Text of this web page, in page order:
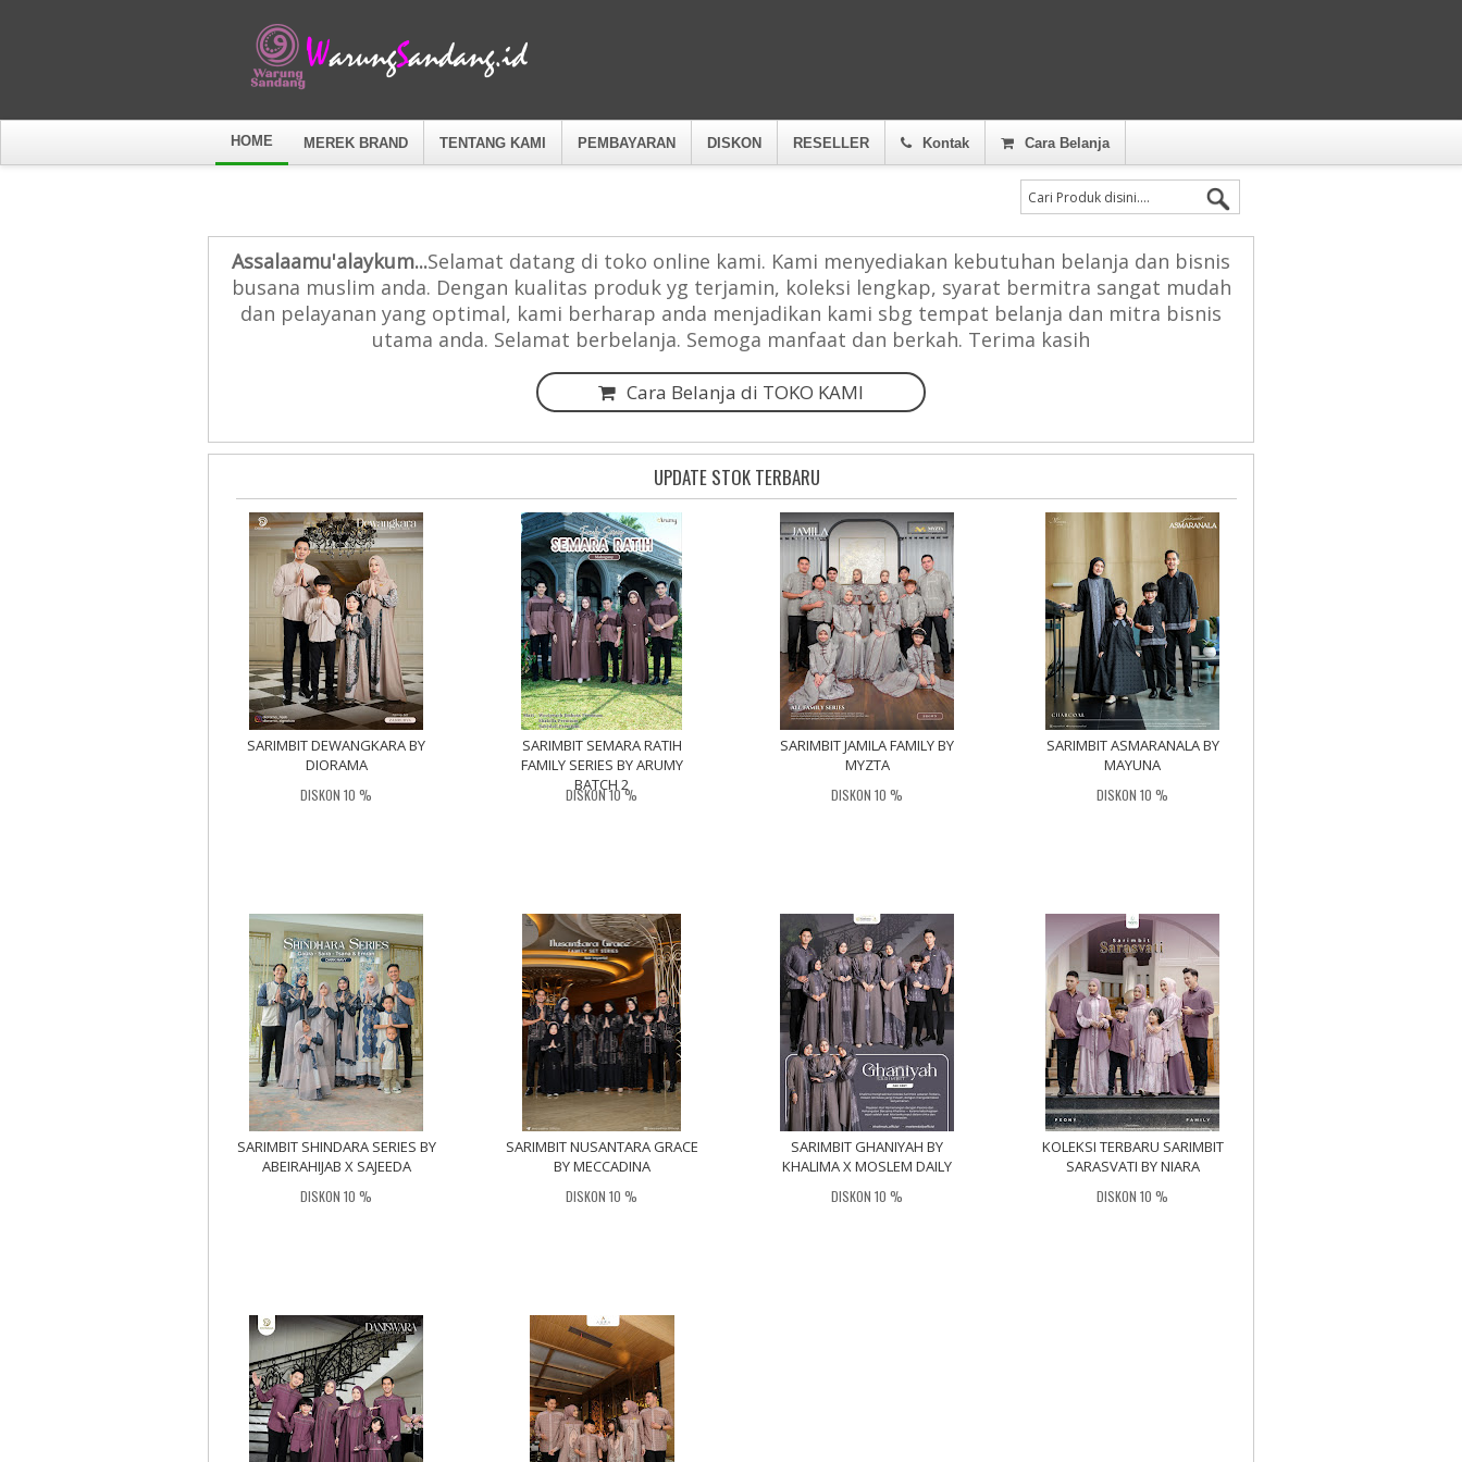
HOME MEREK BRAND TENTANG KAMI PEMBAYARAN DISKON RESELLER Kontak Cara Belanja
Assalaamu'alaykum...Selamat datang di toko online kami. Kami menyediakan kebutuhan belanja dan bisnis
busana muslim anda. Dengan kualitas produk yg terjamin, koleksi lengkap, syarat bermitra sangat mudah
dan pelayanan yang optimal, kami berharap anda menjadikan kami sbg tempat belanja dan mitra bisnis
utama anda. Selamat berbelanja. Semoga manfaat dan berkah. Terima kasih
Cara Belanja di TOKO KAMI
UPDATE STOK TERBARU
SARIMBIT DEWANGKARA BY
DIORAMA
DISKON 10 %
SARIMBIT SEMARA RATIH
FAMILY SERIES BY ARUMY
BATCH 2
DISKON 10 %
SARIMBIT JAMILA FAMILY BY
MYZTA
DISKON 10 %
SARIMBIT ASMARANALA BY
MAYUNA
DISKON 10 %
SARIMBIT SHINDARA SERIES BY
ABEIRAHIJAB X SAJEEDA
DISKON 10 %
SARIMBIT NUSANTARA GRACE
BY MECCADINA
DISKON 10 %
SARIMBIT GHANIYAH BY
KHALIMA X MOSLEM DAILY
DISKON 10 %
KOLEKSI TERBARU SARIMBIT
SARASVATI BY NIARA
DISKON 10 %